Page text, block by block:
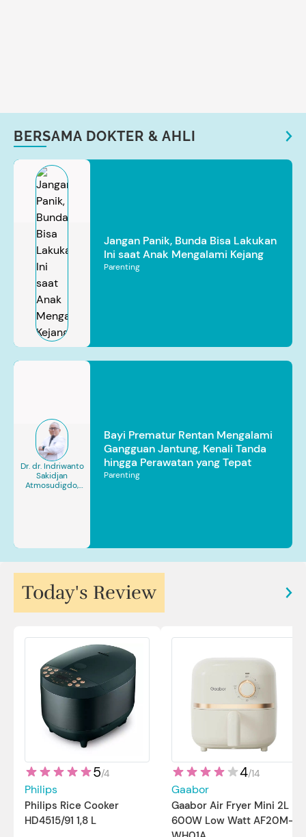
BERSAMA DOKTER & AHLI
Jangan Panik, Bunda Bisa Lakukan
Ini saat Anak Mengalami Kejang
Parenting
Dr. dr. Indriwanto
Sakidjan
Atmosudigdo,
Bayi Prematur Rentan Mengalami
Gangguan Jantung, Kenali Tanda
hingga Perawatan yang Tepat
Parenting
Today's Review
5/4
Philips
Philips Rice Cooker
HD4515/91 1,8 L
4/14
Gaabor
Gaabor Air Fryer Mini 2L
600W Low Watt AF20M-